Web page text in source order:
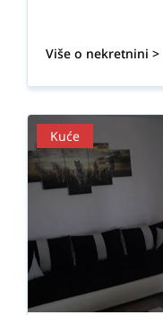
Više o nekretnini >
Kuće